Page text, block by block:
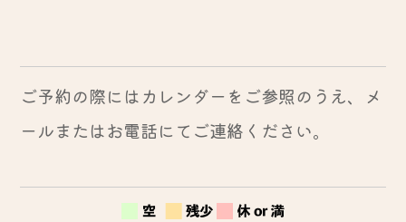
ご予約の際にはカレンダーをご参照のうえ、メ
ールまたはお電話にてご連絡ください。